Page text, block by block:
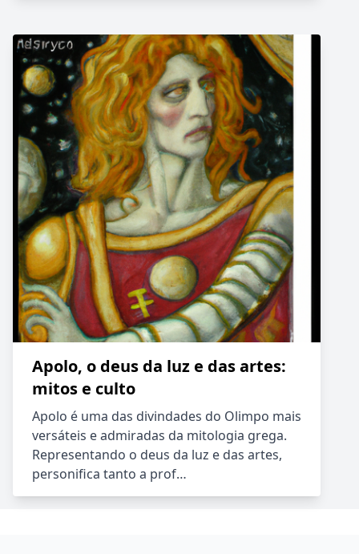
Apolo, o deus da luz e das artes:
mitos e culto
Apolo é uma das divindades do Olimpo mais
versáteis e admiradas da mitologia grega.
Representando o deus da luz e das artes,
personifica tanto a prof…